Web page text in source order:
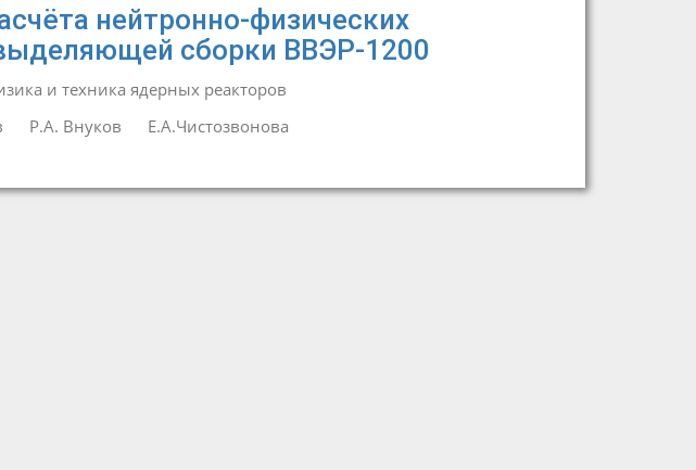
нейтронно-физических
сборки ВВЭР-1200
и техника ядерных реакторов
Р.А. Внуков Е.А.Чистозвонова